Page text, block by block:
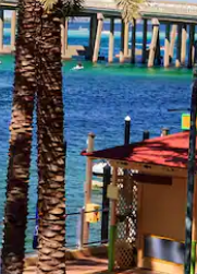
do teclado ou tocando